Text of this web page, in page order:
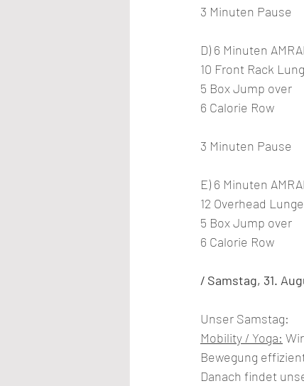
3 Minuten Pause
D) 6 Minuten
10 Front Rack
5 Box Jump over
6 Calorie Row
3 Minuten Pause
E) 6 Minuten
12 Overhead
5 Box Jump over
6 Calorie Row
/ Samstag, 31.
Unser Samstag:
Mobility / Yoga:
Bewegung
Danach findet